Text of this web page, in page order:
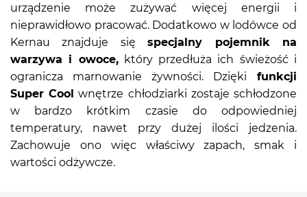
urządzenie może zużywać więcej energii i
nieprawidłowo pracować. Dodatkowo w lodówce od
Kernau znajduje sięspecjalny pojemnik na
warzywa i owoce,który przedłuża ich świeżość i
ogranicza marnowanie żywności. Dzięki funkcji
Super Cool wnętrze chłodziarki zostaje schłodzone
w bardzo krótkim czasie do odpowiedniej
temperatury, nawet przy dużej ilości jedzenia.
Zachowuje ono więc właściwy zapach, smak i
wartości odżywcze.